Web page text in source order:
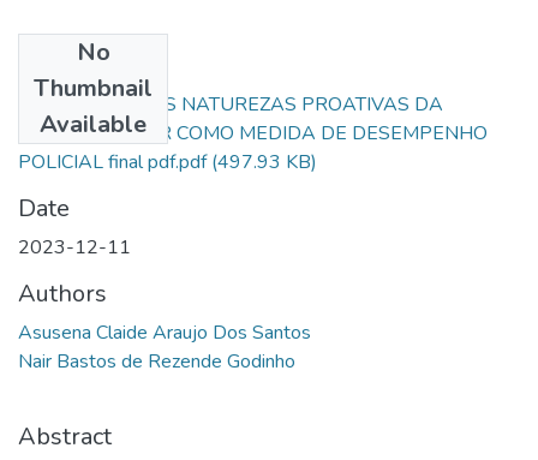
No
Thumbnail
Available
O REGISTRO DAS NATUREZAS PROATIVAS DA
POLICIA MILITAR COMO MEDIDA DE DESEMPENHO
POLICIAL final pdf.pdf(497.93 KB)
Date
2023-12-11
Authors
Asusena Claide Araujo Dos Santos
Nair Bastos de Rezende Godinho
Abstract